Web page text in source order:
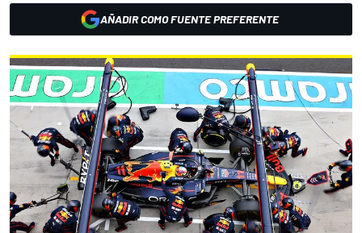
AÑADIR COMO FUENTE PREFERENTE